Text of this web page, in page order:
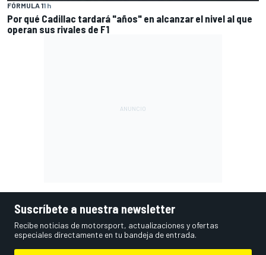
FÓRMULA 11 h
Por qué Cadillac tardará "años" en alcanzar el nivel al que
operan sus rivales de F1
Suscríbete a nuestra newsletter
Recibe noticias de motorsport, actualizaciones y ofertas
especiales directamente en tu bandeja de entrada.